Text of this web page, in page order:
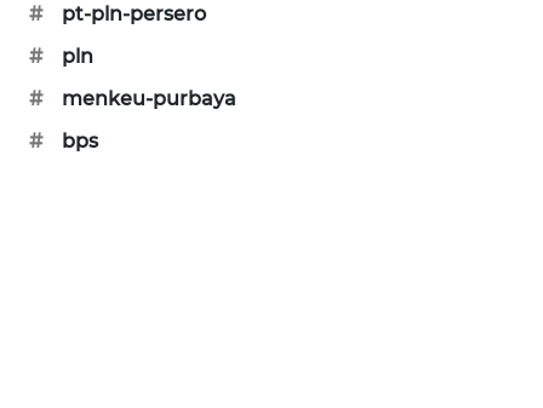
#
pt-pln-persero
#
pln
#
menkeu-purbaya
#
bps